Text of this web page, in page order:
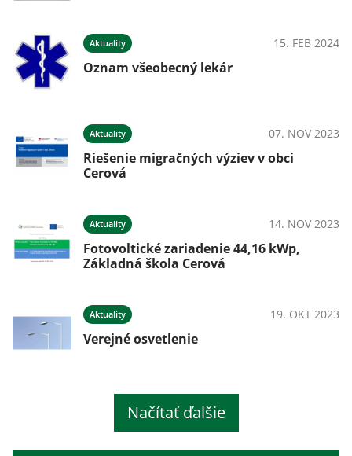
Aktuality 15. FEB 2024
Oznam všeobecný lekár
Aktuality 07. NOV 2023
Riešenie migračných výziev v obci
Cerová
Aktuality 14. NOV 2023
Fotovoltické zariadenie 44,16 kWp,
Základná škola Cerová
Aktuality 19. OKT 2023
Verejné osvetlenie
Načítať ďalšie